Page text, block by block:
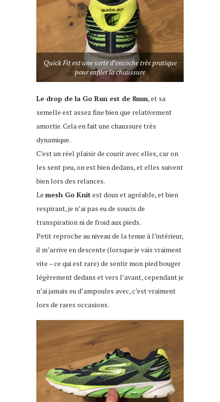
Quick Fit est une sorte d’encoche très pratique
pour enfiler la chaussure
Le drop de la Go Run est de 8mm, et sa
semelle est assez fine bien que relativement
amortie. Cela en fait une chaussure très
dynamique.
C’est un réel plaisir de courir avec elles, car on
les sent peu, on est bien dedans, et elles suivent
bien lors des relances.
Le mesh Go Knit est doux et agréable, et bien
respirant, je n’ai pas eu de soucis de
transpiration ni de froid aux pieds.
Petit reproche au niveau de la tenue à l’intérieur,
il m’arrive en descente (lorsque je vais vraiment
vite – ce qui est rare) de sentir mon pied bouger
légèrement dedans et vers l’avant, cependant je
n’ai jamais eu d’ampoules avec, c’est vraiment
lors de rares occasions.